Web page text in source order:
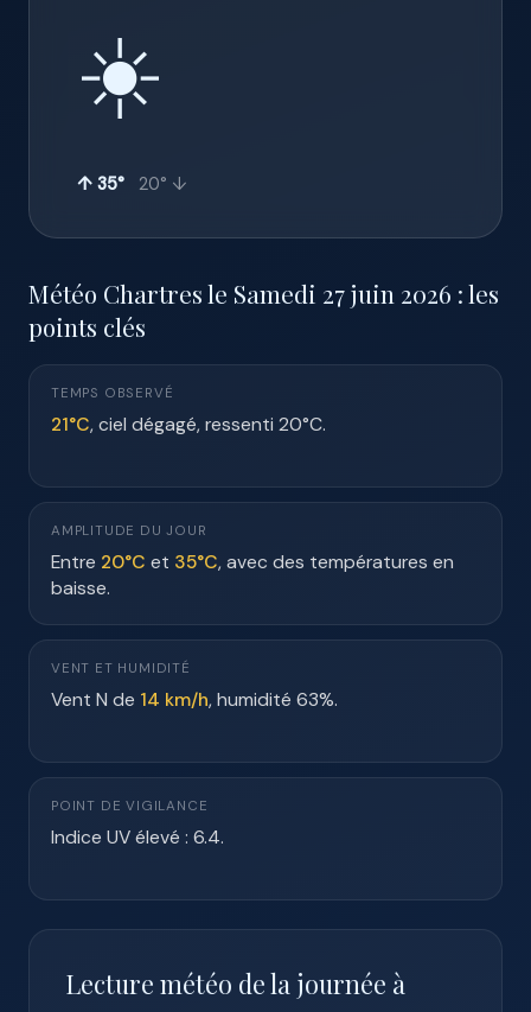
☀️
↑ 35° 20° ↓
Météo Chartres le Samedi 27 juin 2026 : les
points clés
TEMPS OBSERVÉ
21°C, ciel dégagé, ressenti 20°C.
AMPLITUDE DU JOUR
Entre 20°C et 35°C, avec des températures en
baisse.
VENT ET HUMIDITÉ
Vent N de 14 km/h, humidité 63%.
POINT DE VIGILANCE
Indice UV élevé : 6.4.
Lecture météo de la journée à